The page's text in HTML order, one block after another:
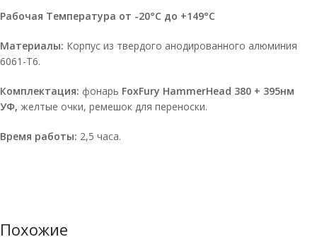
Рабочая Температура от -20°C до +149°C
Материалы: Корпус из твердого анодированного алюминия
6061-T6.
Комплектация: фонарь FoxFury HammerHead 380 + 395нм
УФ, желтые очки, ремешок для переноски.
Время работы: 2,5 часа.
Похожие